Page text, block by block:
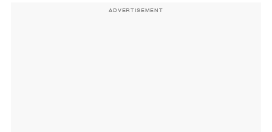
ADVERTISEMENT